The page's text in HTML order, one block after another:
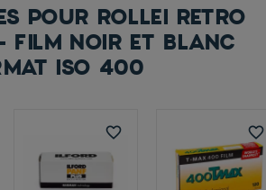
POUR ROLLEI RETRO
NOIR ET BLANC
ISO 400
favorite_border favorite_border